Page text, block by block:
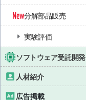
分解部品販売
実験評価
ソフトウェア受託開発
人材紹介
広告掲載